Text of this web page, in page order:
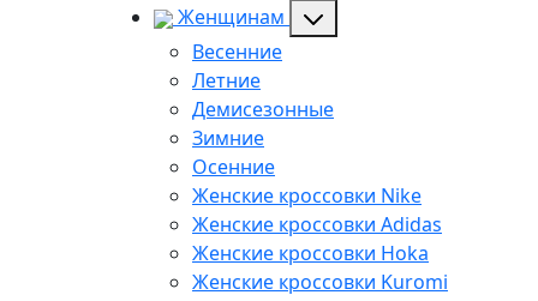
Женщинам
Весенние
Летние
Демисезонные
Зимние
Осенние
Женские кроссовки Nike
Женские кроссовки Adidas
Женские кроссовки Hoka
Женские кроссовки Kuromi